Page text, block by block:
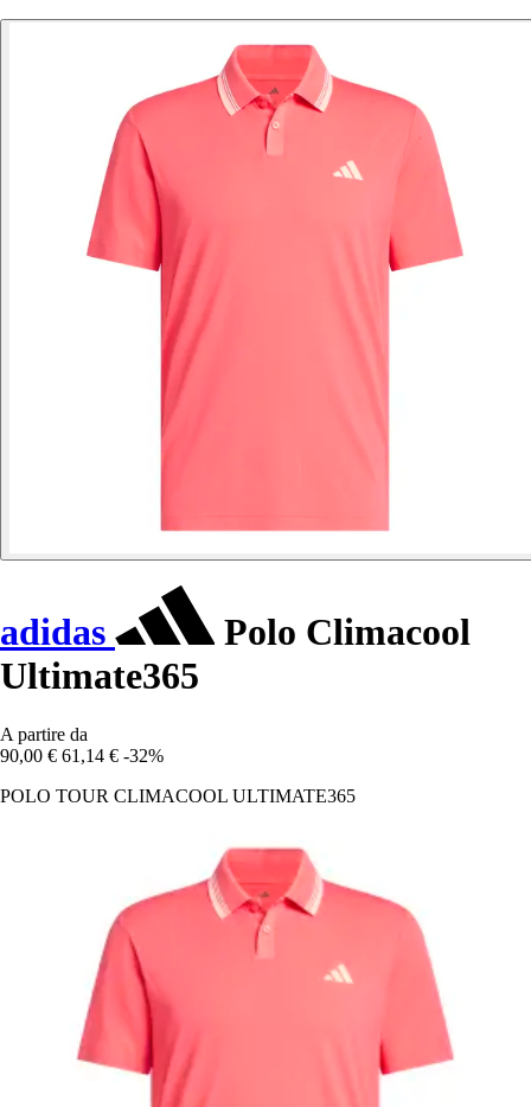
adidas
Polo Climacool
Ultimate365
A partire da
90,00 € 61,14 € -32%
POLO TOUR CLIMACOOL ULTIMATE365